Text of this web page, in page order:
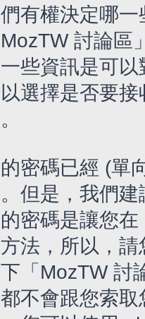
有權決定哪
MozTW 討論
些資訊是可
選擇是否要
密碼已經 (單
但是，我們
密碼是讓您
法，所以，
「MozTW 討
不會跟您索